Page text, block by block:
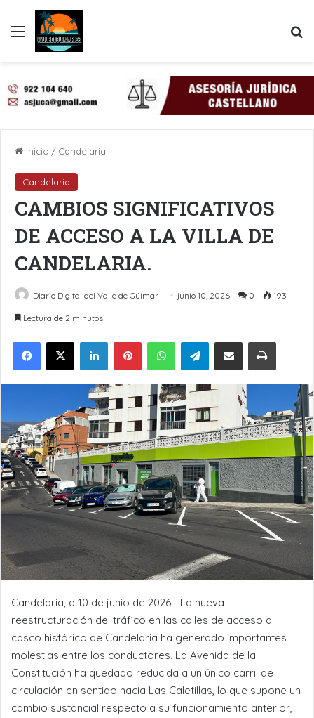
Menú
Inicio / Candelaria
Candelaria
CAMBIOS SIGNIFICATIVOS
DE ACCESO A LA VILLA DE
CANDELARIA.
Diario Digital del Valle de Güímar junio 10, 2026 0 193
Lectura de 2 minutos
LinkedInPinterestWhatsAppTelegramCompartir por Email Imprimir
Candelaria, a 10 de junio de 2026.- La nueva
reestructuración del tráfico en las calles de acceso al
casco histórico de Candelaria ha generado importantes
molestias entre los conductores. La Avenida de la
Constitución ha quedado reducida a un único carril de
circulación en sentido hacia Las Caletillas, lo que supone un
cambio sustancial respecto a su funcionamiento anterior,